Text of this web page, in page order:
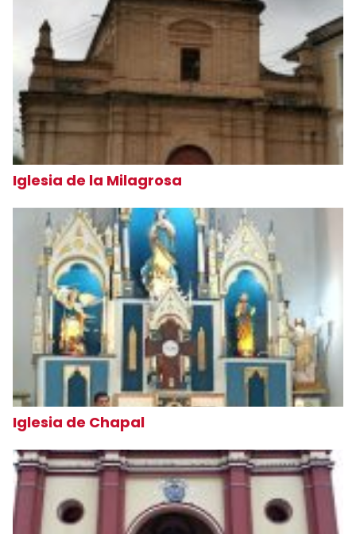
Iglesia de la Milagrosa
Iglesia de Chapal